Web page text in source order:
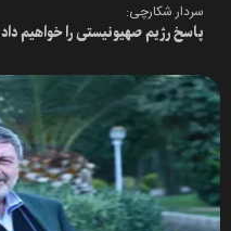
سردار شکارچی:
پاسخ رژیم صهیونیستی را خواهیم داد